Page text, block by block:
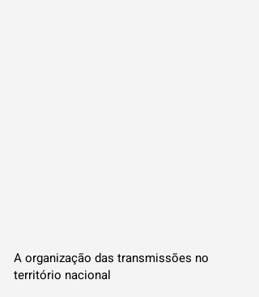
A organização das transmissões no
território nacional